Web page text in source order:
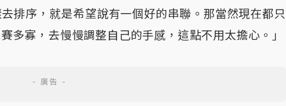
排序，就是希望說有一個好的串聯。那當然現在都只
多寡，去慢慢調整自己的手感，這點不用太擔心。」